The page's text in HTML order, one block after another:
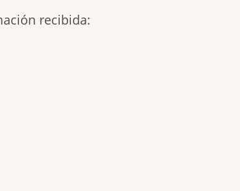
recibida: